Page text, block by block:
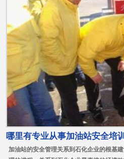
哪里有专业从事加油站安全培
加油站的安全管理关系到石化企业的根基